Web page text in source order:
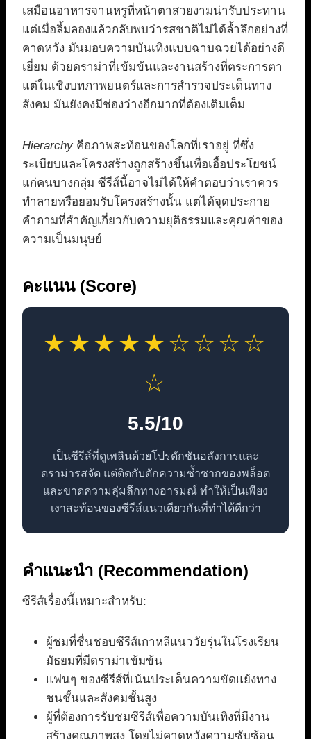
เสมือนอาหารจานหรูที่หน้าตาสวยงามน่ารับประทาน
แต่เมื่อลิ้มลองแล้วกลับพบว่ารสชาติไม่ได้ล้ำลึกอย่างที่
คาดหวัง มันมอบความบันเทิงแบบฉาบฉวยได้อย่างดี
เยี่ยม ด้วยดราม่าที่เข้มข้นและงานสร้างที่ตระการตา
แต่ในเชิงบทภาพยนตร์และการสำรวจประเด็นทาง
สังคม มันยังคงมีช่องว่างอีกมากที่ต้องเติมเต็ม
Hierarchy คือภาพสะท้อนของโลกที่เราอยู่ ที่ซึ่ง
ระเบียบและโครงสร้างถูกสร้างขึ้นเพื่อเอื้อประโยชน์
แก่คนบางกลุ่ม ซีรีส์นี้อาจไม่ได้ให้คำตอบว่าเราควร
ทำลายหรือยอมรับโครงสร้างนั้น แต่ได้จุดประกาย
คำถามที่สำคัญเกี่ยวกับความยุติธรรมและคุณค่าของ
ความเป็นมนุษย์
คะแนน (Score)
★★★★★☆☆☆☆
☆
5.5/10
เป็นซีรีส์ที่ดูเพลินด้วยโปรดักชันอลังการและ
ดราม่ารสจัด แต่ติดกับดักความซ้ำซากของพล็อต
และขาดความลุ่มลึกทางอารมณ์ ทำให้เป็นเพียง
เงาสะท้อนของซีรีส์แนวเดียวกันที่ทำได้ดีกว่า
คำแนะนำ (Recommendation)
ซีรีส์เรื่องนี้เหมาะสำหรับ:
ผู้ชมที่ชื่นชอบซีรีส์เกาหลีแนววัยรุ่นในโรงเรียน
มัธยมที่มีดราม่าเข้มข้น
แฟนๆ ของซีรีส์ที่เน้นประเด็นความขัดแย้งทาง
ชนชั้นและสังคมชั้นสูง
ผู้ที่ต้องการรับชมซีรีส์เพื่อความบันเทิงที่มีงาน
สร้างคุณภาพสูง โดยไม่คาดหวังความซับซ้อน